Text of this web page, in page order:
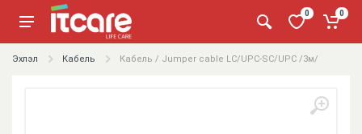
0 0
Эхлэл Кабель Кабель / Jumper cable LC/UPC-SC/UPC /3м/